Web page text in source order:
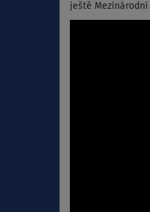
ještě